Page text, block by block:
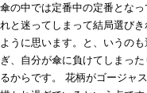
傘の中では定番中の定番とな
れと迷ってしまって結局選び
ように思います。と、いうの
ぎ、自分が傘に負けてしまっ
るからです。 花柄がゴージャ